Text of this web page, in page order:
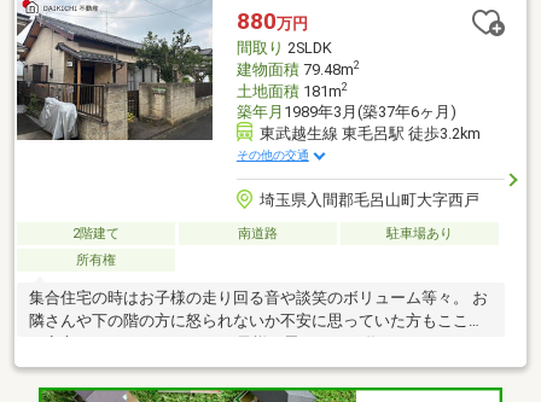
880万円
間取り 2SLDK
建物面積79.48m2
土地面積181m2
築年月 1989年3月(築37年6ヶ月)
東武越生線 東毛呂駅 徒歩3.2km
その他の交通
埼玉県入間郡毛呂山町大字西戸
2階建て 南道路
駐車場あり
所有権
集合住宅の時はお子様の走り回る音や談笑のボリューム等々。 お
隣さんや下の階の方に怒られないか不安に思っていた方もここな
か？【弊社では以下の５つをお客様にお約束いたします】 1.物件
の善し悪しは全て正直にお話しします。 2.無理な売り込みや契約